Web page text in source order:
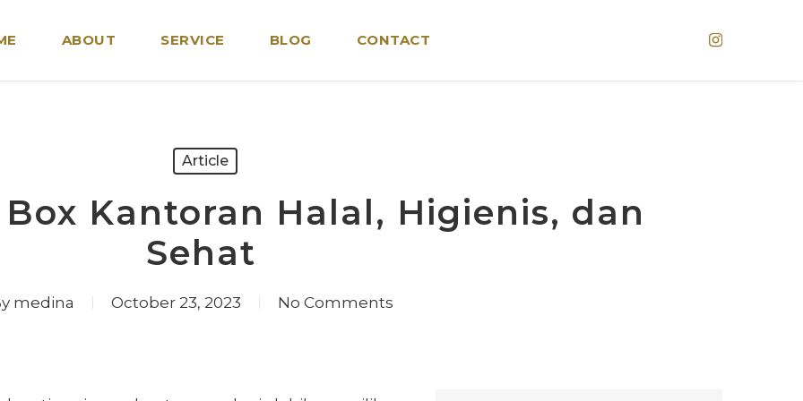
ABOUT SERVICE BLOG CONTACT Instagram
Article
Kantoran Halal, Higienis, dan
Sehat
medina October 23, 2023 No Comments